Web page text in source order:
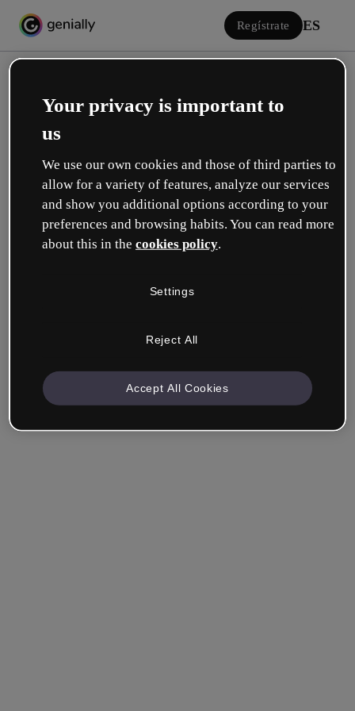
Regístrate ES
Iniciar sesión
Inicia sesión con Google
Recuérdame ¿Has olvidado tu contraseña?
Your privacy is important to
us
We use our own cookies and those of third parties to
allow for a variety of features, analyze our services
and show you additional options according to your
preferences and browsing habits. You can read more
about this in the cookies policy.
Settings
Reject All
Accept All Cookies